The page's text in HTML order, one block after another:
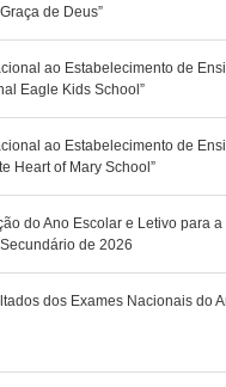
de Deus”
ao Estabelecimento de
Eagle Kids School”
ao Estabelecimento de
Heart of Mary School”
do Ano Escolar e Letivo para
de 2026
dos Exames Nacionais do